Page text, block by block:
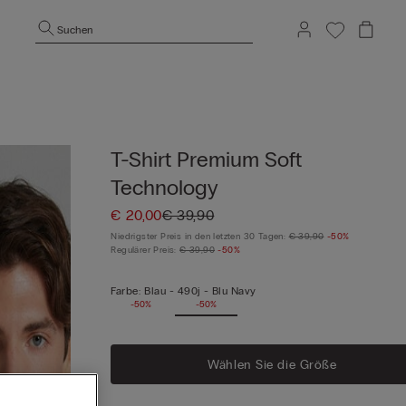
Suchen
T-Shirt Premium Soft
Technology
€ 20,00€ 39,90
Niedrigster Preis in den letzten 30 Tagen:€ 39,90 -50%
Regulärer Preis:€ 39,90 -50%
Farbe: Blau - 490j - Blu Navy
-50% -50%
Wählen Sie die Größe